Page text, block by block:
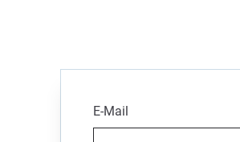
E-Mail